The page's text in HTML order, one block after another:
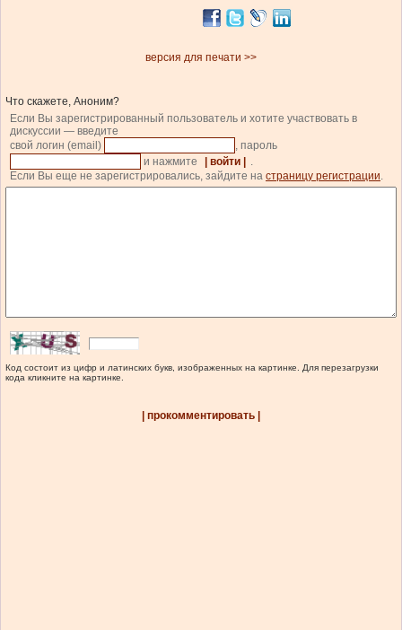
версия для печати >>
Что скажете, Аноним?
Если Вы зарегистрированный пользователь и хотите участвовать в
дискуссии — введите
свой логин (email)
, пароль
и нажмите
| войти |
.
Если Вы еще не зарегистрировались, зайдите на страницу регистрации.
Код состоит из цифр и латинских букв, изображенных на картинке. Для перезагрузки
кода кликните на картинке.
| прокомментировать |